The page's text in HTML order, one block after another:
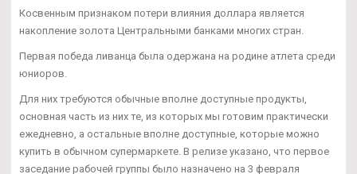
Косвенным признаком потери влияния доллара является
накопление золота Центральными банками многих стран.
Первая победа ливанца была одержана на родине атлета среди
юниоров.
Для них требуются обычные вполне доступные продукты,
основная часть из них те, из которых мы готовим практически
ежедневно, а остальные вполне доступные, которые можно
купить в обычном супермаркете. В релизе указано, что первое
заседание рабочей группы было назначено на 3 февраля